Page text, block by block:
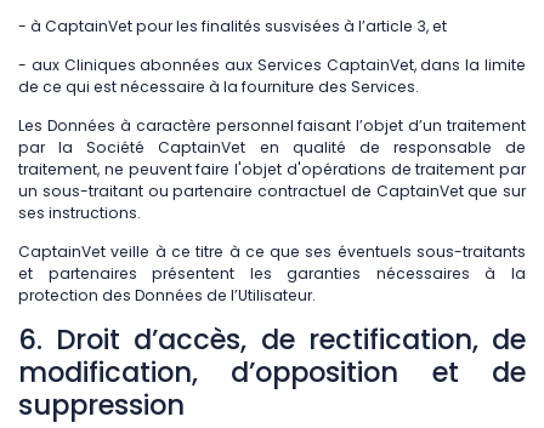
- à CaptainVet pour les finalités susvisées à l’article 3, et
- aux Cliniques abonnées aux Services CaptainVet, dans la limite
de ce qui est nécessaire à la fourniture des Services.
Les Données à caractère personnel faisant l’objet d’un traitement
par la Société CaptainVet en qualité de responsable de
traitement, ne peuvent faire l'objet d'opérations de traitement par
un sous-traitant ou partenaire contractuel de CaptainVet que sur
ses instructions.
CaptainVet veille à ce titre à ce que ses éventuels sous-traitants
et partenaires présentent les garanties nécessaires à la
protection des Données de l’Utilisateur.
6. Droit d’accès, de rectification, de
modification, d’opposition et de
suppression